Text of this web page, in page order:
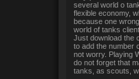
several world o
flexible economy,
because one
world of tanks client.
Just download the
to add the number
not worry. Playing
do not forget that
tanks, as scouts,